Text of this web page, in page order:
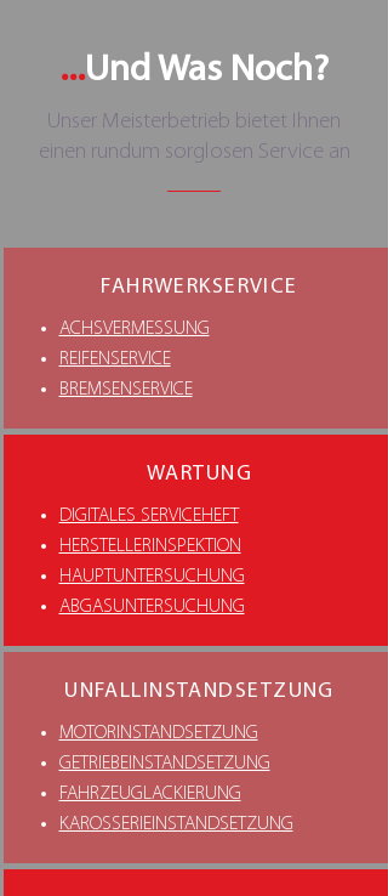
...Und Was Noch?
Unser Meisterbetrieb bietet Ihnen
einen rundum sorglosen Service an
FAHRWERKSERVICE
ACHSVERMESSUNG
REIFENSERVICE
BREMSENSERVICE
WARTUNG
DIGITALES SERVICEHEFT
HERSTELLERINSPEKTION
HAUPTUNTERSUCHUNG
ABGASUNTERSUCHUNG
UNFALLINSTANDSETZUNG
MOTORINSTANDSETZUNG
GETRIEBEINSTANDSETZUNG
FAHRZEUGLACKIERUNG
KAROSSERIEINSTANDSETZUNG